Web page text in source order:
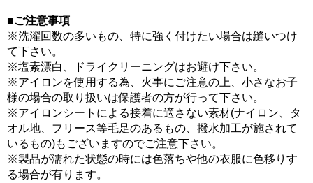
■ご注意事項
※洗濯回数の多いもの、特に強く付けたい場合は縫いつけ
て下さい。
※塩素漂白、ドライクリーニングはお避け下さい。
※アイロンを使用する為、火事にご注意の上、小さなお子
様の場合の取り扱いは保護者の方が行って下さい。
※アイロンシートによる接着に適さない素材(ナイロン、タ
オル地、フリース等毛足のあるもの、撥水加工が施されて
いるもの)もございますのでご注意下さい。
※製品が濡れた状態の時には色落ちや他の衣服に色移りす
る場合が有ります。